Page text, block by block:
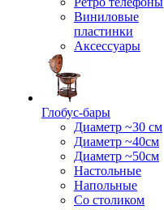
Виниловые
пластинки
Аксессуары
Глобус-бары
Диаметр ~30 см
Диаметр ~40см
Диаметр ~50см
Настольные
Напольные
Со столиком